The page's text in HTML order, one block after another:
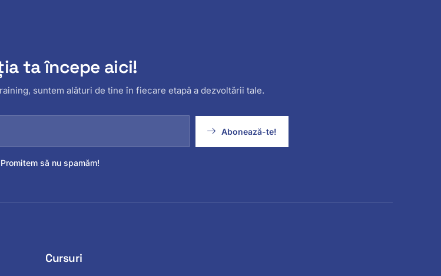
ta începe aici!
suntem alături de tine în fiecare etapă a dezvoltării tale.
Abonează-te!
să nu spamăm!
Cursuri